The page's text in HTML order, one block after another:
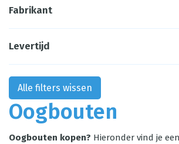
Oogbouten
Oogbouten kopen? Hieronder vind je
Fabrikant
Levertijd
Alle filters wissen